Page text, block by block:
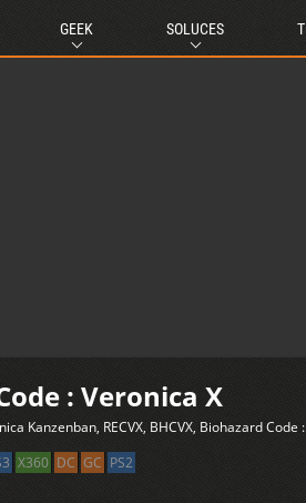
GEEK SOLUCES
: Veronica X
Kanzenban, RECVX, BHCVX, Biohazard
X360 DC GC PS2